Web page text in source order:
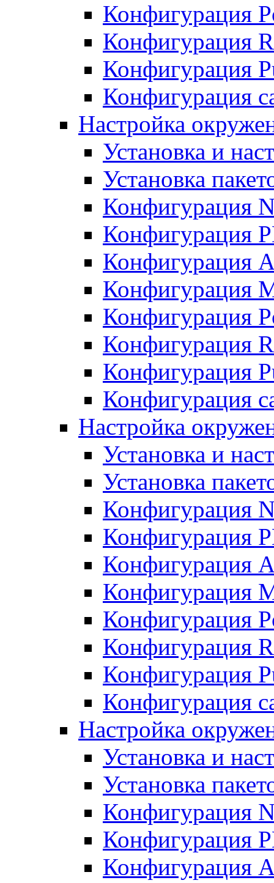
Конфигурация
Конфигурация
Конфигурация
Конфигурация
Настройка
Установка и
Установка
Конфигурация
Конфигурация
Конфигурация
Конфигурация
Конфигурация
Конфигурация
Конфигурация
Конфигурация
Настройка
Установка и
Установка
Конфигурация
Конфигурация
Конфигурация
Конфигурация
Конфигурация
Конфигурация
Конфигурация
Конфигурация
Настройка
Установка и
Установка
Конфигурация
Конфигурация
Конфигурация